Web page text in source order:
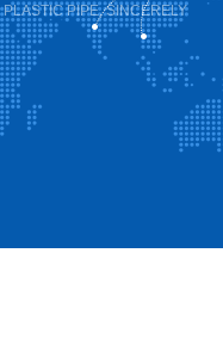
PIPE, SINCERELY